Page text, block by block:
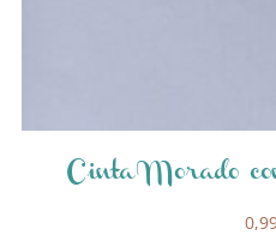
Cinta Morado